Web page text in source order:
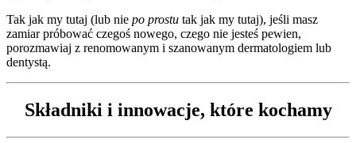
Tak jak my tutaj (lub nie po prostu tak jak my tutaj), jeśli masz
zamiar próbować czegoś nowego, czego nie jesteś pewien,
porozmawiaj z renomowanym i szanowanym dermatologiem lub
dentystą.
Składniki i innowacje, które kochamy